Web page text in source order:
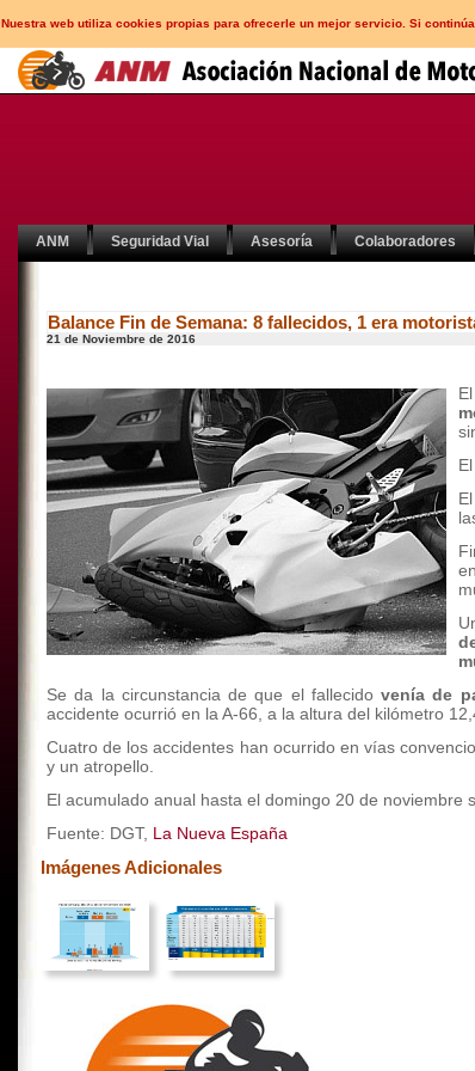
Nuestra web utiliza cookies propias para ofrecerle un mejor servicio. Si
ANM Seguridad Vial Asesoría Colaboradores
Balance Fin de Semana: 8 fallecidos, 1 era
21 de Noviembre de 2016
El
El
Se da la circunstancia de que el fallecidovenía de
accidente ocurrió en la A-66, a la altura del kilómetro
Cuatro de los accidentes han ocurrido en vías
y un atropello.
El acumulado anual hasta el domingo 20 de noviembre
Fuente: DGT, La Nueva España
Imágenes Adicionales